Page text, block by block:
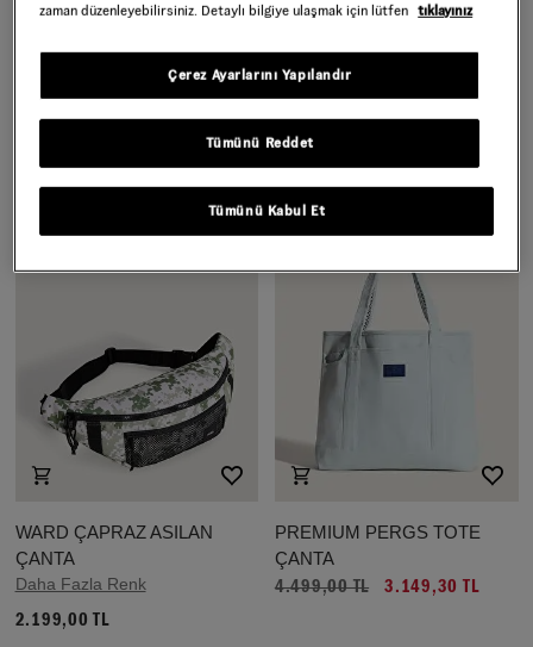
Daha Fazla Renk
TALL BERE
1.399,00 TL
WARD ÇAPRAZ ASILAN
ÇANTA
Daha Fazla Renk
2.199,00 TL
PREMIUM PERGS TOTE
ÇANTA
4.499,00 TL 3.149,30 TL
zaman düzenleyebilirsiniz. Detaylı bilgiye ulaşmak için lütfen tıklayınız
Tümünü Reddet
Tümünü Kabul Et
Çerez Ayarlarını Yapılandır